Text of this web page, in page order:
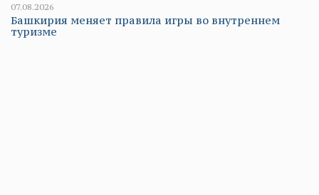
07.08.2026
Башкирия меняет правила игры во внутреннем
туризме